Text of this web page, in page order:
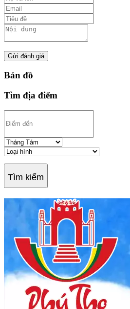
Gửi đánh giá
Bản đồ
Tìm địa điểm
Tìm kiếm